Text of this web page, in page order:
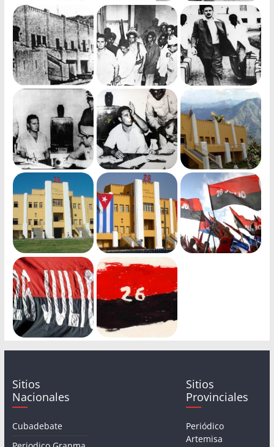
Sitios
Nacionales
Cubadebate
Sitios
Provinciales
Periódico
Artemisa